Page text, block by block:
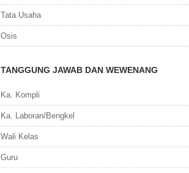
Tata Usaha
Osis
TANGGUNG JAWAB DAN WEWENANG
Ka. Kompli
Ka. Laboran/Bengkel
Wali Kelas
Guru